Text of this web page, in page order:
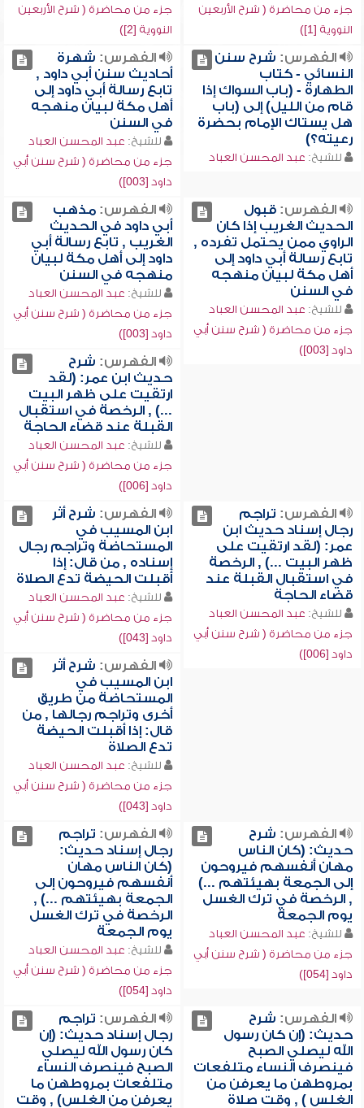
جزء من محاضرة ( شرح الأربعين
النووية [1])
جزء من محاضرة ( شرح الأربعين
النووية [2])
الفهرس: شرح سنن
النسائي - كتاب
الطهارة - (باب السواك إذا
قام من الليل) إلى (باب
هل يستاك الإمام بحضرة
رعيته؟)
للشيخ: عبد المحسن العباد
الفهرس: شهرة
أحاديث سنن أبي داود ,
تابع رسالة أبي داود إلى
أهل مكة لبيان منهجه
في السنن
للشيخ: عبد المحسن العباد
جزء من محاضرة ( شرح سنن أبي
داود [003])
الفهرس:قبول
الحديث الغريب إذا كان
الراوي ممن يحتمل تفرده ,
تابع رسالة أبي داود إلى
أهل مكة لبيان منهجه
في السنن
للشيخ: عبد المحسن العباد
جزء من محاضرة ( شرح سنن أبي
داود [003])
الفهرس:مذهب
أبي داود في الحديث
الغريب , تابع رسالة أبي
داود إلى أهل مكة لبيان
منهجه في السنن
للشيخ: عبد المحسن العباد
جزء من محاضرة ( شرح سنن أبي
داود [003])
الفهرس: شرح
حديث ابن عمر: (لقد
ارتقيت على ظهر البيت
...) , الرخصة في استقبال
القبلة عند قضاء الحاجة
للشيخ: عبد المحسن العباد
جزء من محاضرة ( شرح سنن أبي
داود [006])
الفهرس: تراجم
رجال إسناد حديث ابن
عمر: (لقد ارتقيت على
ظهر البيت ...) , الرخصة
في استقبال القبلة عند
قضاء الحاجة
للشيخ: عبد المحسن العباد
جزء من محاضرة ( شرح سنن أبي
داود [006])
الفهرس: شرح أثر
ابن المسيب في
المستحاضة وتراجم رجال
إسناده , من قال: إذا
أقبلت الحيضة تدع الصلاة
للشيخ: عبد المحسن العباد
جزء من محاضرة ( شرح سنن أبي
داود [043])
الفهرس: شرح أثر
ابن المسيب في
المستحاضة من طريق
أخرى وتراجم رجالها , من
قال: إذا أقبلت الحيضة
تدع الصلاة
للشيخ: عبد المحسن العباد
جزء من محاضرة ( شرح سنن أبي
داود [043])
الفهرس: شرح
حديث: (كان الناس
مهان أنفسهم فيروحون
إلى الجمعة بهيئتهم ...)
, الرخصة في ترك الغسل
يوم الجمعة
للشيخ: عبد المحسن العباد
جزء من محاضرة ( شرح سنن أبي
داود [054])
الفهرس: تراجم
رجال إسناد حديث:
(كان الناس مهان
أنفسهم فيروحون إلى
الجمعة بهيئتهم ...) ,
الرخصة في ترك الغسل
يوم الجمعة
للشيخ: عبد المحسن العباد
جزء من محاضرة ( شرح سنن أبي
داود [054])
الفهرس: شرح
حديث: (إن كان رسول
الله ليصلي الصبح
فينصرف النساء متلفعات
بمروطهن ما يعرفن من
الغلس ) , وقت صلاة
الفهرس: تراجم
رجال إسناد حديث: (إن
كان رسول الله ليصلي
الصبح فينصرف النساء
متلفعات بمروطهن ما
يعرفن من الغلس) , وقت